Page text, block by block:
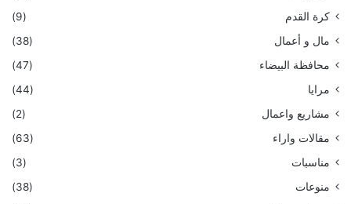
كرة القدم
(9)
مال و أعمال
(38)
محافظة البيضاء
(47)
مرايا
(44)
مشاريع واعمال
(2)
مقالات واراء
(63)
مناسبات
(3)
منوعات
(38)